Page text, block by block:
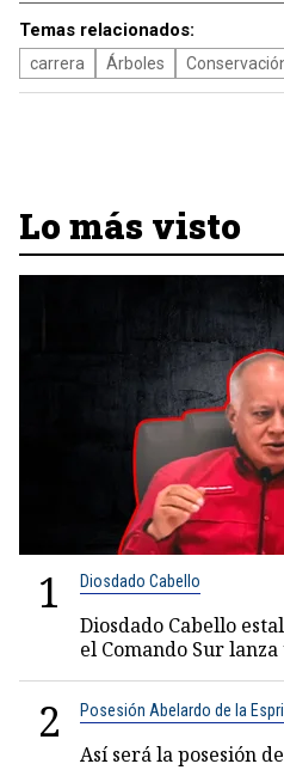
Temas relacionados:
carrera Árboles
Lo más visto
1 Diosdado Cabello
Diosdado Cabello
el Comando Sur
2 Posesión Abelardo de la
Así será la posesión